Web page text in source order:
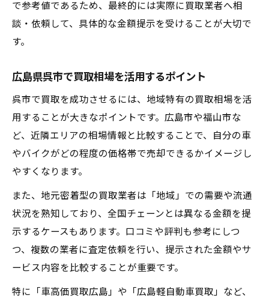
で参考値であるため、最終的には実際に買取業者へ相
談・依頼して、具体的な金額提示を受けることが大切で
す。
広島県呉市で買取相場を活用するポイント
呉市で買取を成功させるには、地域特有の買取相場を活
用することが大きなポイントです。広島市や福山市な
ど、近隣エリアの相場情報と比較することで、自分の車
やバイクがどの程度の価格帯で売却できるかイメージし
やすくなります。
また、地元密着型の買取業者は「地域」での需要や流通
状況を熟知しており、全国チェーンとは異なる金額を提
示するケースもあります。口コミや評判も参考にしつ
つ、複数の業者に査定依頼を行い、提示された金額やサ
ービス内容を比較することが重要です。
特に「車高価買取広島」や「広島軽自動車買取」など、